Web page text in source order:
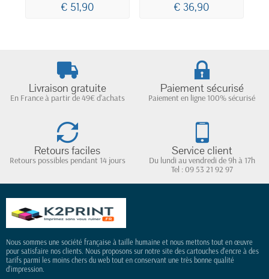
€ 51,90 € 36,90
Livraison gratuite
En France à partir de 49€ d'achats
Paiement sécurisé
Paiement en ligne 100% sécurisé
Retours faciles
Retours possibles pendant 14 jours
Service client
Du lundi au vendredi de 9h à 17h
Tel : 09 53 21 92 97
Nous sommes une société française à taille humaine et nous mettons tout en œuvre
pour satisfaire nos clients. Nous proposons sur notre site des cartouches d'encre à des
tarifs parmi les moins chers du web tout en conservant une très bonne qualité
d'impression.